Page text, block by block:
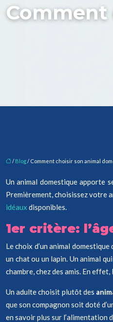
Comment
/ Blog/ Comment choisir son animal
Un animal domestique apporte
Premièrement, choisissez votre
idéaux disponibles.
1er critère:
Le choix d’un animal
un chat ou un lapin. Un animal
chambre, chez des amis. En
Un adulte choisit plutôt des
que son compagnon soit doté
en savoir plus sur l’alimentation